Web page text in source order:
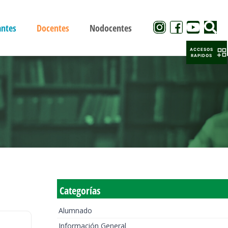
Docentes Nodocentes
Categorías
Alumnado
Información General
ACCESOS
RAPIDOS